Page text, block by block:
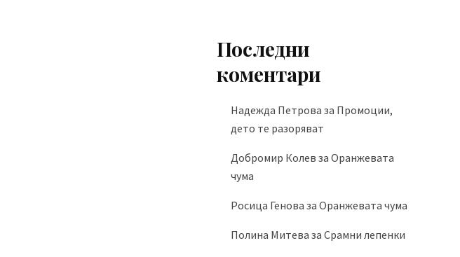
Последни
коментари
Надежда Петрова за Промоции,
дето те разоряват
Добромир Колев за Оранжевата
чума
Росица Генова за Оранжевата чума
Полина Митева за Срамни лепенки